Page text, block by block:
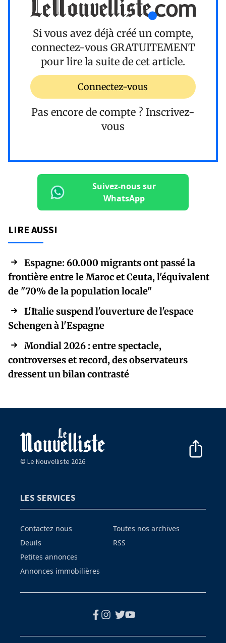
Si vous avez déjà créé un compte,
connectez-vous GRATUITEMENT
pour lire la suite de cet article.
Connectez-vous
Pas encore de compte ? Inscrivez-
vous
Suivez-nous sur
WhatsApp
LIRE AUSSI
Espagne: 60.000 migrants ont passé la
frontière entre le Maroc et Ceuta, l'équivalent
de "70% de la population locale"
L'Italie suspend l'ouverture de l'espace
Schengen à l'Espagne
Mondial 2026 : entre spectacle,
controverses et record, des observateurs
dressent un bilan contrasté
© Le Nouvelliste 2026
LES SERVICES
Contactez nous
Deuils
Petites annonces
Annonces immobilières
Toutes nos archives
RSS